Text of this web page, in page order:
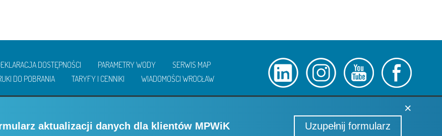
DOSTĘPNOŚCI PARAMETRY WODY
SERWIS MAP
DO POBRANIA
TARYFY I CENNIKI WIADOMOŚCI WROCŁAW
COPYRIGHT © MPWIK WROCŁAW S.A.
×
aktualizacji danych dla klientów MPWiK Uzupełnij formularz